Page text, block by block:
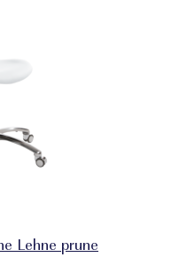
Lehne prune